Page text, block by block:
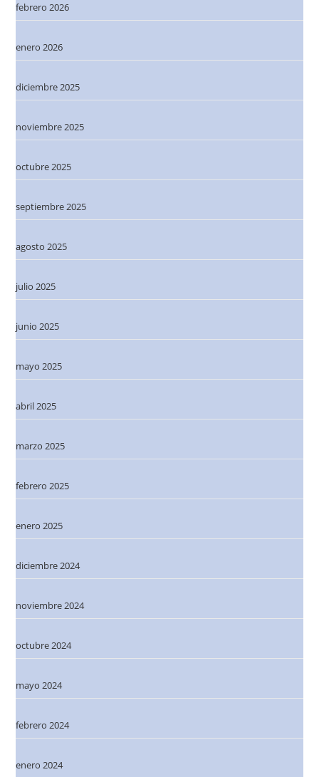
febrero 2026
enero 2026
diciembre 2025
noviembre 2025
octubre 2025
septiembre 2025
agosto 2025
julio 2025
junio 2025
mayo 2025
abril 2025
marzo 2025
febrero 2025
enero 2025
diciembre 2024
noviembre 2024
octubre 2024
mayo 2024
febrero 2024
enero 2024